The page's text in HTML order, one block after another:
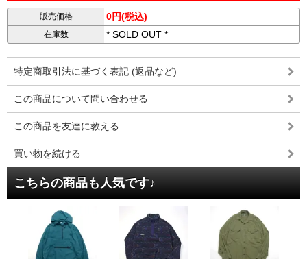
販売価格 0円(税込)
在庫数 * SOLD OUT *
特定商取引法に基づく表記 (返品など)
この商品について問い合わせる
この商品を友達に教える
買い物を続ける
こちらの商品も人気です♪